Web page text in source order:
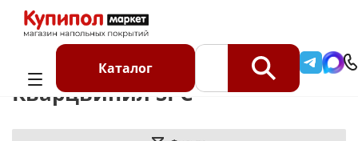
Каталог
Каталог Кварцвинил SPC
Кварцвинил SPC